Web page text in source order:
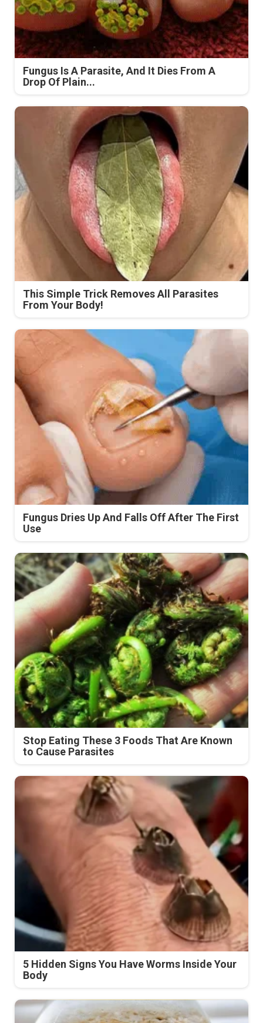
Fungus Is A Parasite, And It Dies From A
Drop Of Plain...
This Simple Trick Removes All Parasites
From Your Body!
Fungus Dries Up And Falls Off After The First
Use
Stop Eating These 3 Foods That Are Known
to Cause Parasites
5 Hidden Signs You Have Worms Inside Your
Body